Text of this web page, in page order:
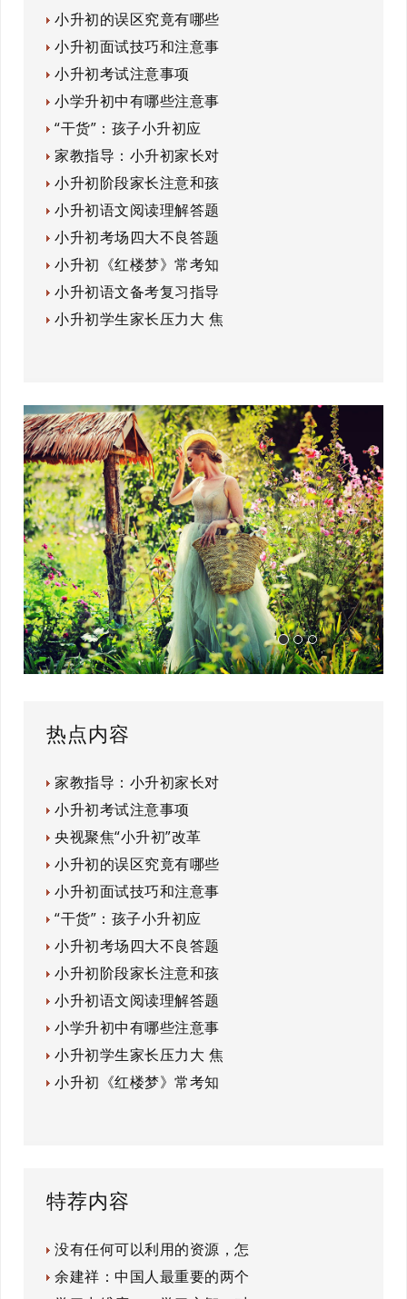
小升初的误区究竟有哪些
小升初面试技巧和注意事
小升初考试注意事项
小学升初中有哪些注意事
“干货”：孩子小升初应
家教指导：小升初家长对
小升初阶段家长注意和孩
小升初语文阅读理解答题
小升初考场四大不良答题
小升初《红楼梦》常考知
小升初语文备考复习指导
小升初学生家长压力大 焦
热点内容
家教指导：小升初家长对
小升初考试注意事项
央视聚焦“小升初”改革
小升初的误区究竟有哪些
小升初面试技巧和注意事
“干货”：孩子小升初应
小升初考场四大不良答题
小升初阶段家长注意和孩
小升初语文阅读理解答题
小学升初中有哪些注意事
小升初学生家长压力大 焦
小升初《红楼梦》常考知
特荐内容
没有任何可以利用的资源，怎
余建祥：中国人最重要的两个